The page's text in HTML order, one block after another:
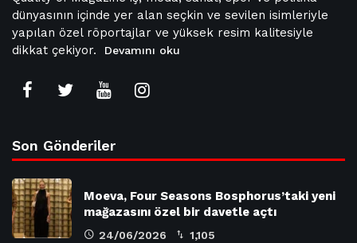
dünyasının içinde yer alan seçkin ve sevilen isimleriyle
yapılan özel röportajlar ve yüksek resim kalitesiyle
dikkat çekiyor.
Devamını oku
Son Gönderiler
Moeva, Four Seasons Bosphorus’taki yeni
mağazasını özel bir davetle açtı
24/06/2026 1,105